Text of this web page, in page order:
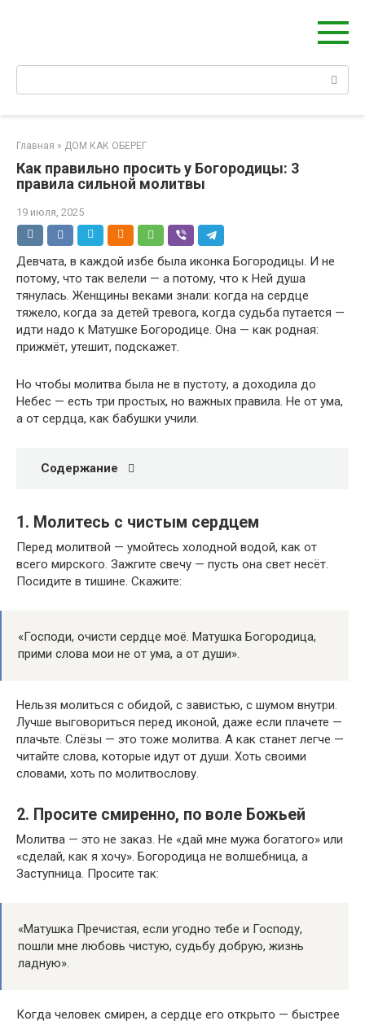
Главная » ДОМ КАК ОБЕРЕГ
Как правильно просить у Богородицы: 3
правила сильной молитвы
19 июля, 2025
Девчата, в каждой избе была иконка Богородицы. И не
потому, что так велели — а потому, что к Ней душа
тянулась. Женщины веками знали: когда на сердце
тяжело, когда за детей тревога, когда судьба путается —
идти надо к Матушке Богородице. Она — как родная:
прижмёт, утешит, подскажет.
Но чтобы молитва была не в пустоту, а доходила до
Небес — есть три простых, но важных правила. Не от ума,
а от сердца, как бабушки учили.
Содержание
1. Молитесь с чистым сердцем
Перед молитвой — умойтесь холодной водой, как от
всего мирского. Зажгите свечу — пусть она свет несёт.
Посидите в тишине. Скажите:
«Господи, очисти сердце моё. Матушка Богородица,
прими слова мои не от ума, а от души».
Нельзя молиться с обидой, с завистью, с шумом внутри.
Лучше выговориться перед иконой, даже если плачете —
плачьте. Слёзы — это тоже молитва. А как станет легче —
читайте слова, которые идут от души. Хоть своими
словами, хоть по молитвослову.
2. Просите смиренно, по воле Божьей
Молитва — это не заказ. Не «дай мне мужа богатого» или
«сделай, как я хочу». Богородица не волшебница, а
Заступница. Просите так:
«Матушка Пречистая, если угодно тебе и Господу,
пошли мне любовь чистую, судьбу добрую, жизнь
ладную».
Когда человек смирен, а сердце его открыто — быстрее